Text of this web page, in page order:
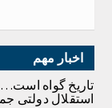
اخبار مهم
استقلال دولتی